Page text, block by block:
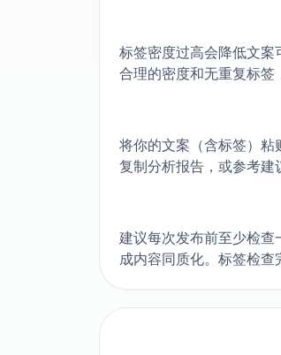
标签密度过高会降低文
合理的密度和无重复标签
将你的文案（含标签）
复制分析报告，或参考建
建议每次发布前至少检
成内容同质化。标签检查